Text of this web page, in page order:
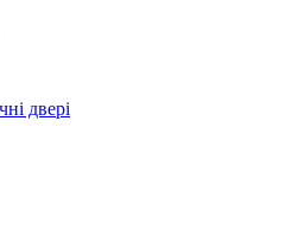
двері